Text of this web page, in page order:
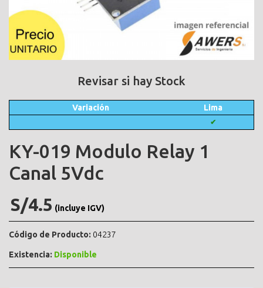
Revisar si hay Stock
Variación Lima
✔
KY-019 Modulo Relay 1
Canal 5Vdc
S/4.5 (incluye IGV)
Código de Producto: 04237
Existencia: Disponible